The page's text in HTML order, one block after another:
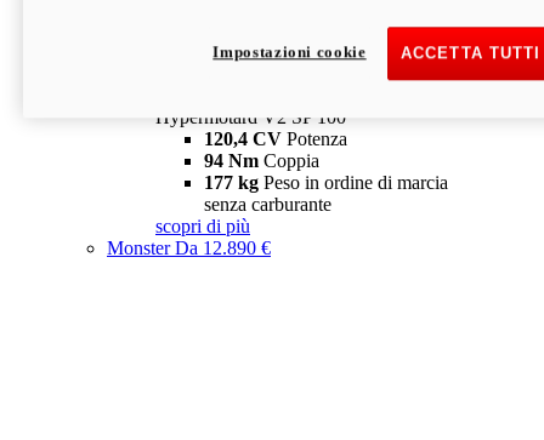
Depotenziata 35 kW: 18.890 € i
configura scopri di più
Hypermotard V2 SP 100
120,4 CV Potenza
94 Nm Coppia
177 kg Peso in ordine di marcia
senza carburante
scopri di più
MonsterDa 12.890 €
ACCETTA
Impostazioni cookie